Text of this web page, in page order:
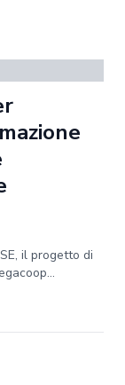
il progetto di